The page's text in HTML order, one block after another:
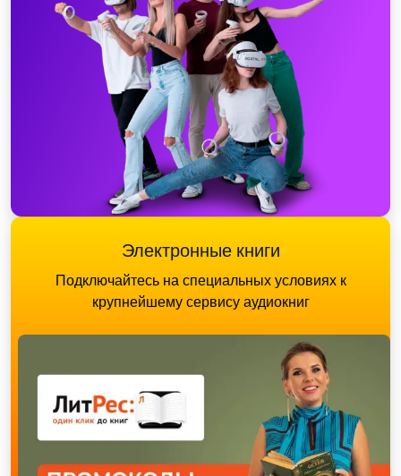
Электронные книги
Подключайтесь на специальных условиях к
крупнейшему сервису аудиокниг